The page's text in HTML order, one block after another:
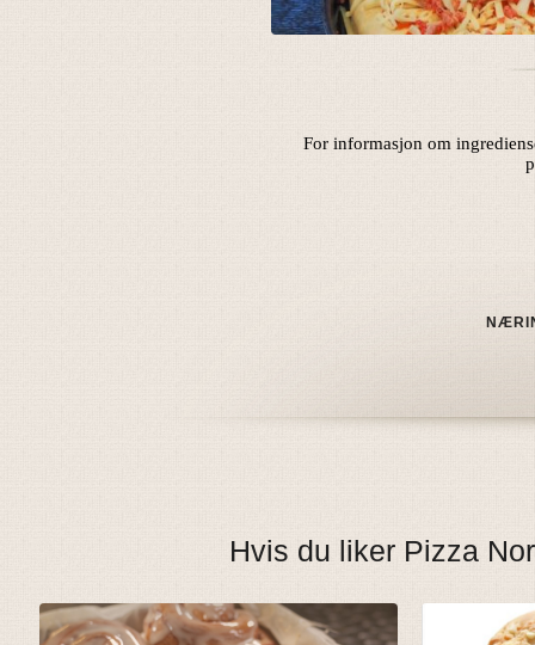
For informasjon om
Hvis du liker Pizza